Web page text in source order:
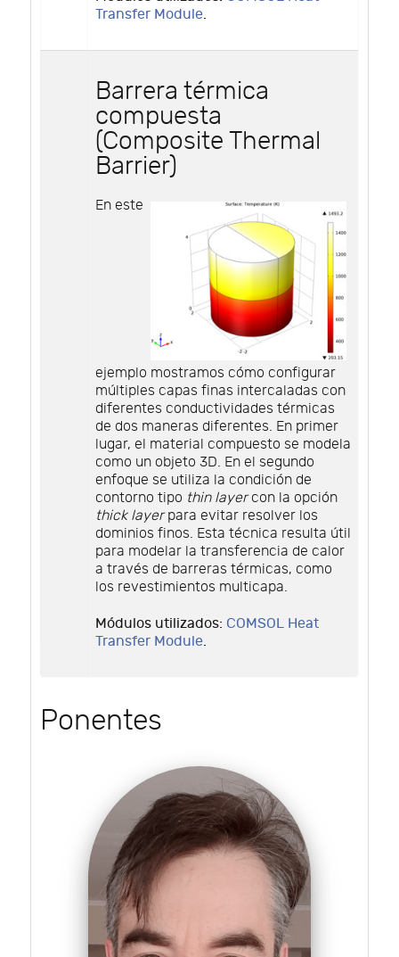
Transfer Module.
Barrera térmica
compuesta
(Composite Thermal
Barrier)
En este
ejemplo mostramos cómo configurar
múltiples capas finas intercaladas con
diferentes conductividades térmicas
de dos maneras diferentes. En primer
lugar, el material compuesto se modela
como un objeto 3D. En el segundo
enfoque se utiliza la condición de
contorno tipo thin layercon la opción
thick layerpara evitar resolver los
dominios finos. Esta técnica resulta útil
para modelar la transferencia de calor
a través de barreras térmicas, como
los revestimientos multicapa.
Módulos utilizados: COMSOL Heat
Transfer Module.
Ponentes